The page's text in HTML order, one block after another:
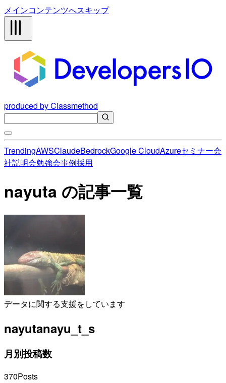
メインコンテンツへスキップ
produced by Classmethod
TrendingAWSClaudeBedrockGoogle CloudAzureセミナー会
社説明会勉強会事例採用
nayuta の記事一覧
データに関する支援をしています
nayutanayu_t_s
月別投稿数
370Posts